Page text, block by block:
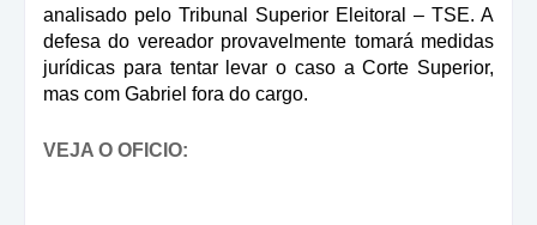
analisado pelo Tribunal Superior Eleitoral – TSE. A
defesa do vereador provavelmente tomará medidas
jurídicas para tentar levar o caso a Corte Superior,
mas com Gabriel fora do cargo.
VEJA O OFICIO: